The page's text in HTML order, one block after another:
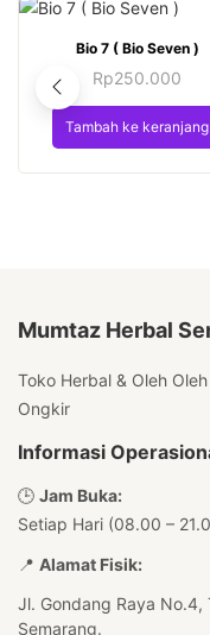
Bio 7 ( Bio Seven )
Rp250.000
Tambah ke keranjang
Mumtaz Herbal
Toko Herbal & Oleh
Ongkir
Informasi
🕒 Jam Buka:
Setiap Hari (08.00 –
📍 Alamat Fisik:
Jl. Gondang Raya No.4,
Semarang.